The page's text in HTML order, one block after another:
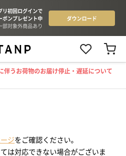
伴うお荷物のお届け停止・遅延について
ジをご確認ください。
は対応できない場合がございま